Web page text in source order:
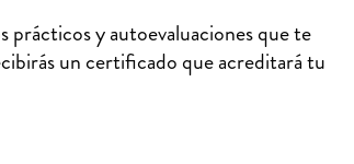
y autoevaluaciones que te
un certificado que acreditará tu